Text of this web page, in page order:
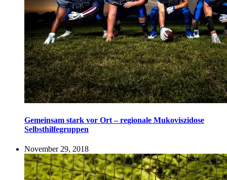
Gemeinsam stark vor Ort – regionale Mukoviszidose
Selbsthilfegruppen
November 29, 2018